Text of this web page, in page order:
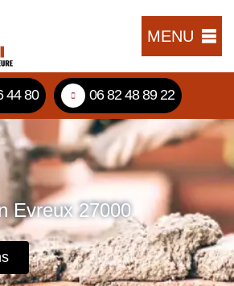
MENU
44 80 06 82 48 89 22
Evreux 27000